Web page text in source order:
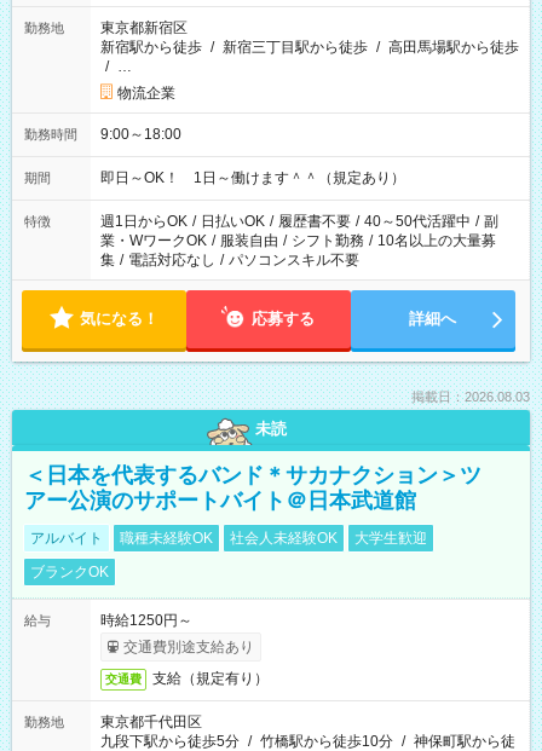
勤務地
東京都新宿区
新宿駅から徒歩 / 新宿三丁目駅から徒歩 / 高田馬場駅から徒歩
/ …
物流企業
勤務時間 9:00～18:00
期間 即日～OK！ 1日～働けます＾＾（規定あり）
特徴 週1日からOK / 日払いOK / 履歴書不要 / 40～50代活躍中 / 副
業・WワークOK / 服装自由 / シフト勤務 / 10名以上の大量募
集 / 電話対応なし / パソコンスキル不要
気になる！ 応募する 詳細へ
掲載日：2026.08.03
未読
＜日本を代表するバンド＊サカナクション＞ツ
アー公演のサポートバイト＠日本武道館
アルバイト 職種未経験OK 社会人未経験OK
大学生歓迎
ブランクOK
給与
時給1250円～
交通費別途支給あり
交通費 支給（規定有り）
勤務地
東京都千代田区
九段下駅から徒歩5分 / 竹橋駅から徒歩10分 / 神保町駅から徒